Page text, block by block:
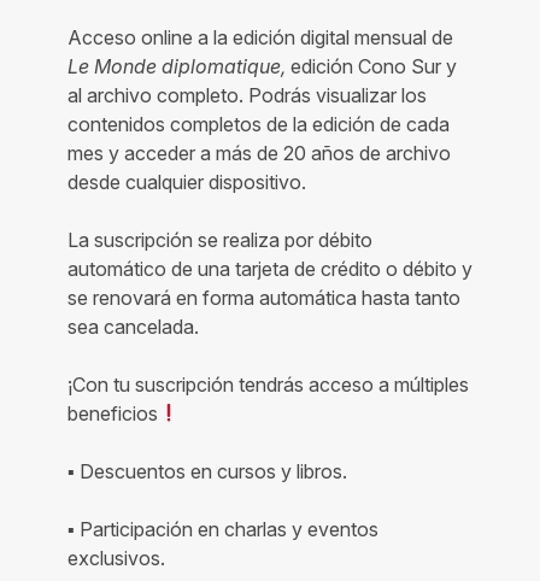
Acceso online a la edición digital mensual de
Le Monde diplomatique, edición Cono Sur y
al archivo completo. Podrás visualizar los
contenidos completos de la edición de cada
mes y acceder a más de 20 años de archivo
desde cualquier dispositivo.
La suscripción se realiza por débito
automático de una tarjeta de crédito o débito y
se renovará en forma automática hasta tanto
sea cancelada.
¡Con tu suscripción tendrás acceso a múltiples
beneficios
▪ Descuentos en cursos y libros.
▪ Participación en charlas y eventos
exclusivos.